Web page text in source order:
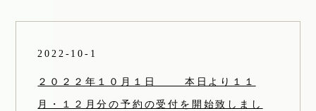
2022-10-1
２０２２年１０月１日 本日より１１
月・１２月分の予約の受付を開始致しまし